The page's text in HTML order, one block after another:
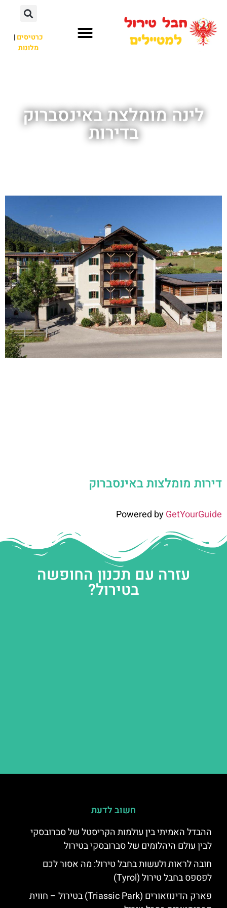
כרטיסים|
מלונות
לינה מומלצת באינסברוק
בדירות
דירות מומלצות באינסברוק
Powered byGetYourGuide
עזרה עם תכנון החופשה
בטירול?
חשוב לדעת
ההבדל האמיתי בין עולמות הקריסטל של סברובסקי
לבין עולם היהלומים של סברובסקי בטירול
חובה לראות ולעשות בחבל טירול: מה אסור לכם
לפספס בחבל טירול (Tyrol)
פארק הדינוזאורים (Triassic Park) בטירול – חווית